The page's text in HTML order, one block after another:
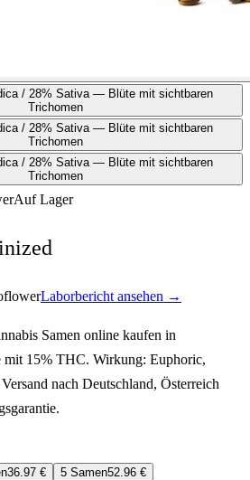
Auf Lager
Laborbericht ansehen →
Samen online kaufen in
mit 15% THC. Wirkung: Euphoric,
nach Deutschland, Österreich
36.97 € 5 Samen52.96 €